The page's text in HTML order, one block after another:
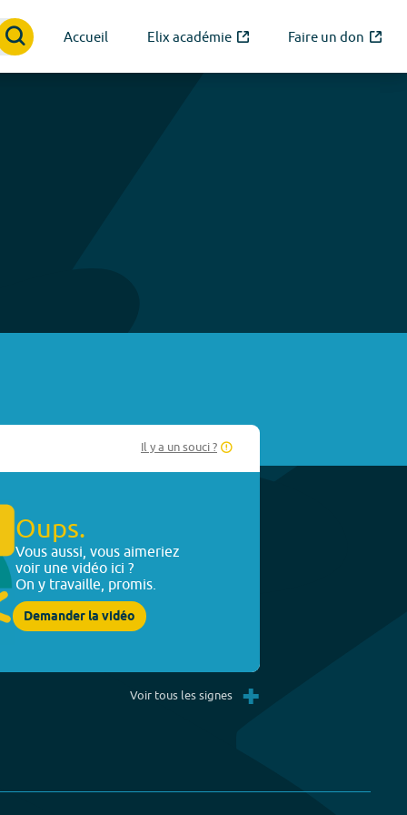
Accueil Elix académie Faire un don
Il y a un souci ?
Oups.
Vous aussi, vous aimeriez
voir une vidéo ici ?
On y travaille, promis.
Demander la vidéo
Voir tous les signes +